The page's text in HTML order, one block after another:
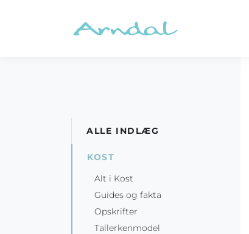
ALLE INDLÆG
KOST
Alt i Kost
Guides og fakta
Opskrifter
Tallerkenmodel